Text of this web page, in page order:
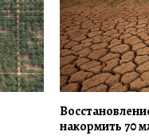
накормить 70